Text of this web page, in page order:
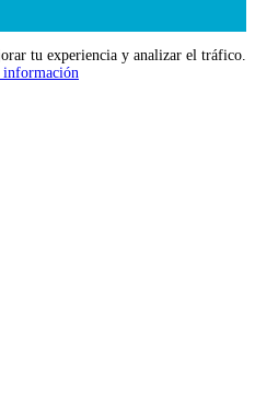
tu experiencia y analizar el tráfico.
información